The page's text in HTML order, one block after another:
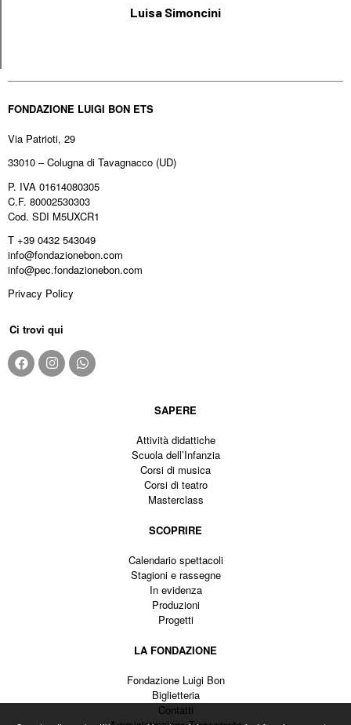
Luisa Simoncini
FONDAZIONE LUIGI BON ETS
Via Patrioti, 29
33010 – Colugna di Tavagnacco (UD)
P. IVA 01614080305
C.F. 80002530303
Cod. SDI M5UXCR1
T +39 0432 543049
info@fondazionebon.com
info@pec.fondazionebon.com
Privacy Policy
Ci trovi qui
SAPERE
Attività didattiche
Scuola dell’Infanzia
Corsi di musica
Corsi di teatro
Masterclass
SCOPRIRE
Calendario spettacoli
Stagioni e rassegne
In evidenza
Produzioni
Progetti
LA FONDAZIONE
Fondazione Luigi Bon
Biglietteria
Contatti